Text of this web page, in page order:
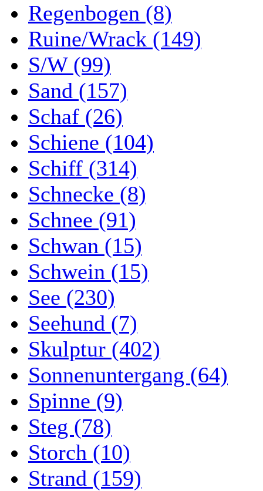
Regenbogen (8)
Ruine/Wrack (149)
S/W (99)
Sand (157)
Schaf (26)
Schiene (104)
Schiff (314)
Schnecke (8)
Schnee (91)
Schwan (15)
Schwein (15)
See (230)
Seehund (7)
Skulptur (402)
Sonnenuntergang (64)
Spinne (9)
Steg (78)
Storch (10)
Strand (159)